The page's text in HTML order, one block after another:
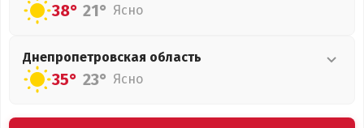
38° 21° Ясно
Днепропетровская область
35° 23° Ясно